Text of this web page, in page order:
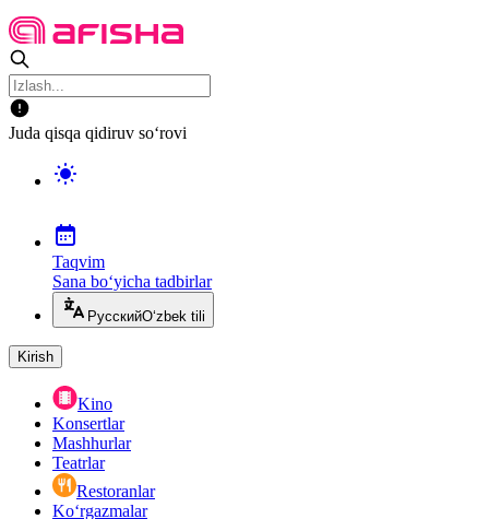
Juda qisqa qidiruv so‘rovi
Taqvim
Sana bo‘yicha tadbirlar
РусскийO‘zbek tili
Kirish
Kino
Konsertlar
Mashhurlar
Teatrlar
Restoranlar
Ko‘rgazmalar